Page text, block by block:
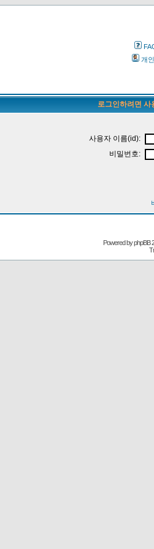
개
로그인하려면 사
사용자 이름(id):
비밀번호:
Powered byphpBB